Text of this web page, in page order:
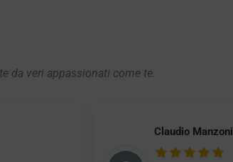
da veri appassionati come te.
Claudio Manzoni